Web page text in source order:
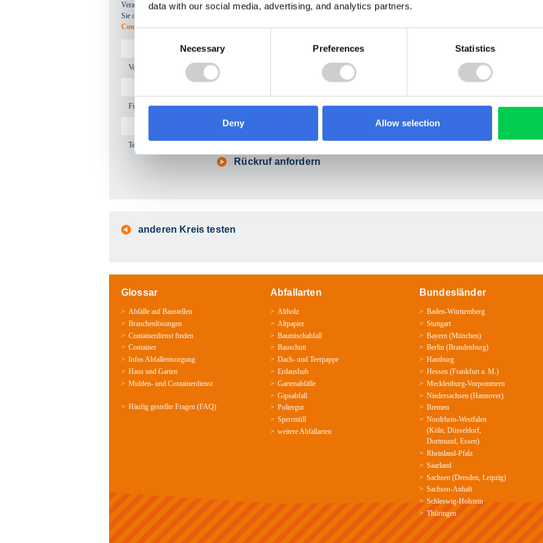
data with our social media, advertising, and analytics partners.
Necessary Preferences Statistics
Deny Allow selection
Verarbeitung und Speicherung Ihrer Daten einverstanden. Bitte lesen
Sie dazu auch die
Containerdiensten.
Vor- und Nachname
Firmenname
Telefonnummer*
Rückruf anfordern
einverstanden. Bitte lesen Sie dazu auch die
Bei einer Reservierung eines Gebietes und der Eröffnung eines
erforderlich.
zur Reservierung
Nach der Reservierung erhalten von uns eine Rechnung; nach der
anderen Kreis testen
Glossar
Abfälle auf Baustellen
Branchenlösungen
Containerdienst finden
Container
Infos Abfallentsorgung
Haus und Garten
Mulden-­ und Containerdienst
Häufig gestellte Fragen (FAQ)
Abfallarten
Altholz
Altpapier
Baumischabfall
Bauschutt
Dach- und Teerpappe
Erdaushub
Gartenabfälle
Gipsabfall
Poltergut
Sperrmüll
weitere Abfallarten
Bundesländer
Baden-­Württemberg
Stuttgart
Bayern (München)
Berlin (Brandenburg)
Hamburg
Hessen (Frankfurt a. M.)
Mecklenburg­-Vorpommern
Niedersachsen (Hannover)
Bremen
Nordrhein-­Westfalen
(Köln, Düsseldorf,
Dortmund, Essen)
Rheinland-­Pfalz
Saarland
Sachsen (Dresden Leipzig)
Sachsen­-Anhalt
Schleswig-­Holstein
Thüringen